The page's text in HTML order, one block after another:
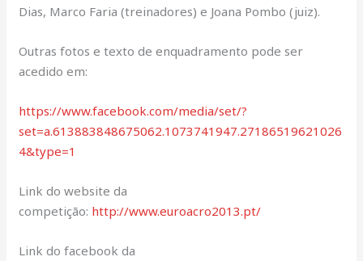
Dias, Marco Faria (treinadores) e Joana Pombo (juiz).
Outras fotos e texto de enquadramento pode ser
acedido em:
https://www.facebook.com/media/set/?
set=a.613883848675062.1073741947.27186519621026
4&type=1
Link do website da
competição: http://www.euroacro2013.pt/
Link do facebook da